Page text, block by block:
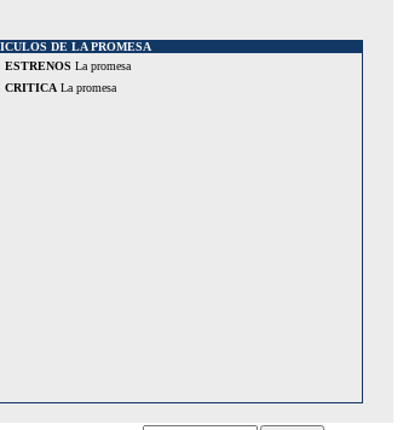
DE LA PROMESA
ESTRENOS La promesa
CRITICALa promesa